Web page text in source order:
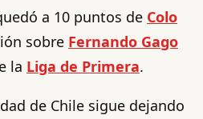
a 10 puntos de Colo
sobre Fernando Gago
la Liga de Primera.
de Chile sigue dejando